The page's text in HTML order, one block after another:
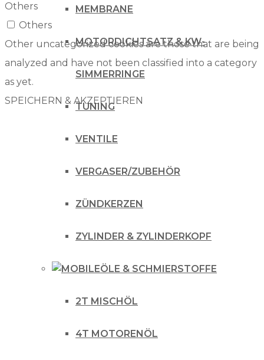
MEMBRANE
MOTORDICHTSATZ & KW-
SIMMERRINGE
TUNING
VENTILE
VERGASER/ZUBEHÖR
ZÜNDKERZEN
ZYLINDER & ZYLINDERKOPF
ÖLE & SCHMIERSTOFFE
2T MISCHÖL
4T MOTORENÖL
Others
Others
Other uncategorized cookies are those that are being
analyzed and have not been classified into a category
as yet.
SPEICHERN & AKZEPTIEREN